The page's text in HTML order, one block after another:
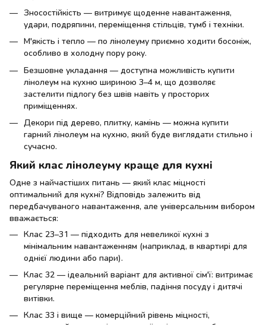
Зносостійкість — витримує щоденне навантаження,
удари, подряпини, переміщення стільців, тумб і техніки.
М'якість і тепло — по лінолеуму приємно ходити босоніж,
особливо в холодну пору року.
Безшовне укладання — доступна можливість купити
лінолеум на кухню шириною 3–4 м, що дозволяє
застелити підлогу без швів навіть у просторих
приміщеннях.
Декори під дерево, плитку, камінь — можна купити
гарний лінолеум на кухню, який буде виглядати стильно і
сучасно.
Який клас лінолеуму краще для кухні
Одне з найчастіших питань — який клас міцності
оптимальний для кухні? Відповідь залежить від
передбачуваного навантаження, але універсальним вибором
вважається:
Клас 23–31 — підходить для невеликої кухні з
мінімальним навантаженням (наприклад, в квартирі для
однієї людини або пари).
Клас 32 — ідеальний варіант для активної сім'ї: витримає
регулярне переміщення меблів, падіння посуду і дитячі
витівки.
Клас 33 і вище — комерційний рівень міцності,